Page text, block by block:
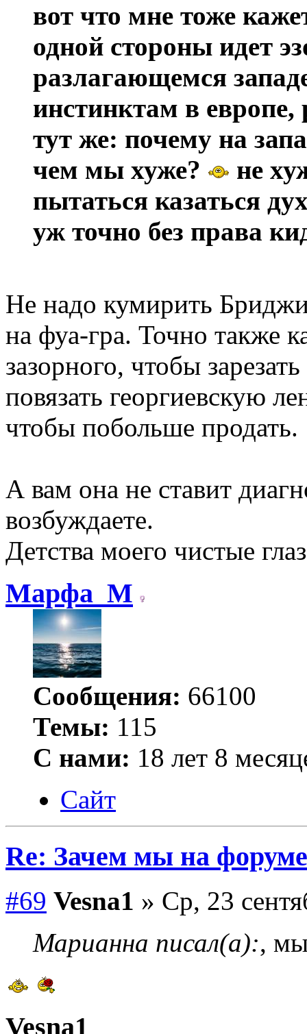
вот что мне тоже
одной стороны идет
разлагающемся
инстинктам в
тут же: почему на
чем мы хуже?
не
пытаться казаться
уж точно без права
Не надо кумирить
на фуа-гра. Точно также
зазорного, чтобы
повязать георгиевскую
чтобы побольше продать.
А вам она не ставит
возбуждаете.
Детства моего чистые
Марфа_М
Сообщения: 66100
Темы: 115
С нами: 18 лет 8
Сайт
Re: Зачем мы на
#69 Vesna1 » Ср, 23
Марианна писал(а):,
Vesna1